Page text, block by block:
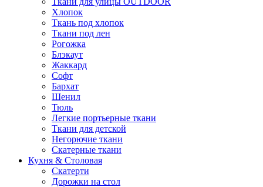
Хлопок
Ткань под хлопок
Ткани под лен
Рогожка
Блэкаут
Жаккард
Софт
Бархат
Шенил
Тюль
Легкие портьерные ткани
Ткани для детской
Негорючие ткани
Скатерные ткани
Кухня & Столовая
Скатерти
Дорожки на стол